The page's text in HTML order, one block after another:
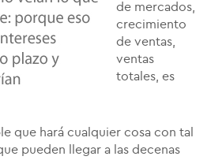
de mercados,
crecimiento
de ventas,
ventas
totales, es
que hará cualquier cosa con tal
pueden llegar a las decenas